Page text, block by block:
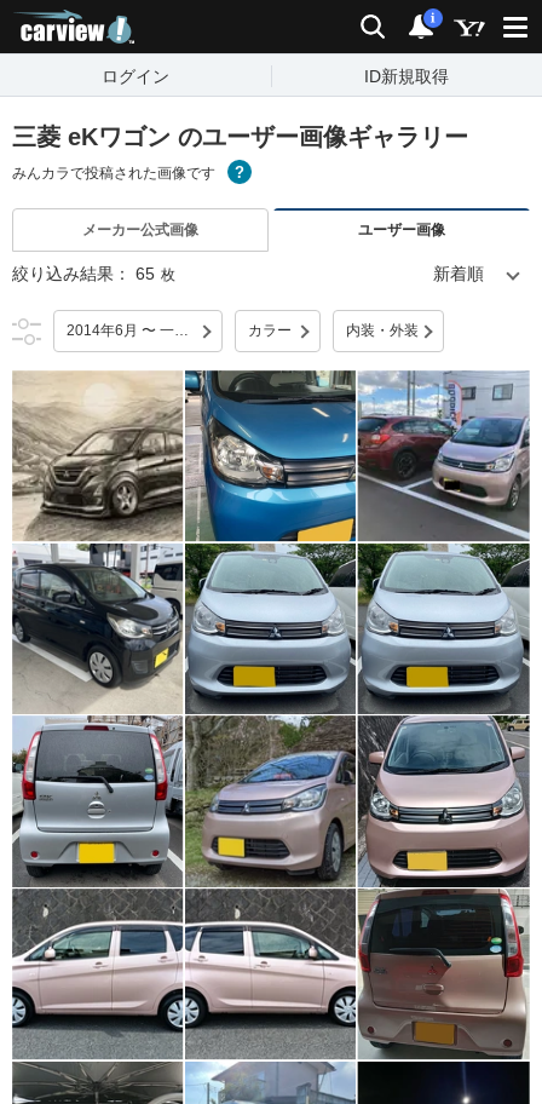
検索 通知
i
ログイン ID新規取得
三菱 eKワゴン のユーザー画像ギャラリー
みんカラで投稿された画像です
メーカー公式画像 ユーザー画像
絞り込み結果： 65 枚
2014年6月 〜 一部改良 カラー 内装・外装